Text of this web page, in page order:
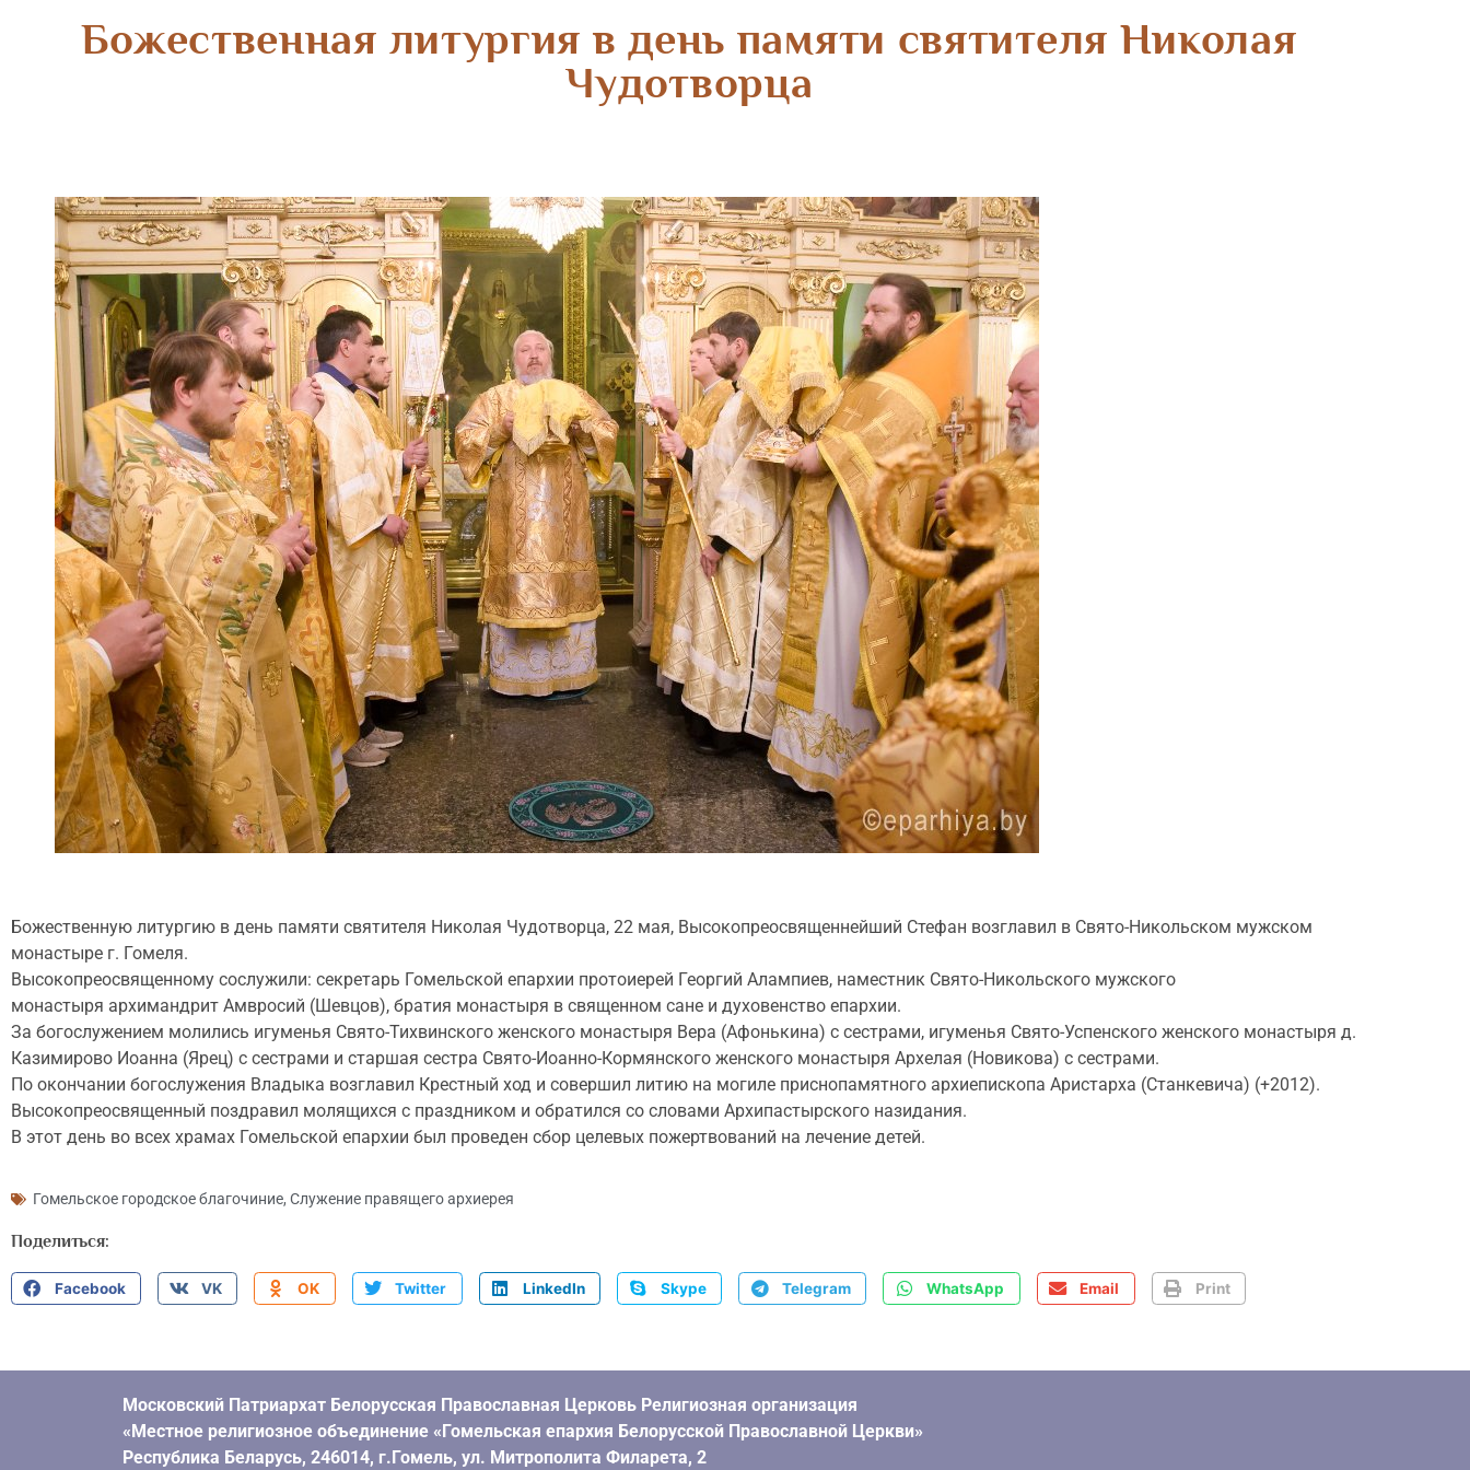
Божественная литургия в день памяти святителя Николая
Чудотворца
Божественную литургию в день памяти святителя Николая Чудотворца, 22 мая, Высокопреосвященнейший Стефан возглавил в Свято-Никольском мужском
монастыре г. Гомеля.
Высокопреосвященному сослужили: секретарь Гомельской епархии протоиерей Георгий Алампиев, наместник Свято-Никольского мужского
монастыря архимандрит Амвросий (Шевцов), братия монастыря в священном сане и духовенство епархии.
За богослужением молились игуменья Свято-Тихвинского женского монастыря Вера (Афонькина) с сестрами, игуменья Свято-Успенского женского монастыря д.
Казимирово Иоанна (Ярец) с сестрами и старшая сестра Свято-Иоанно-Кормянского женского монастыря Архелая (Новикова) с сестрами.
По окончании богослужения Владыка возглавил Крестный ход и совершил литию на могиле приснопамятного архиепископа Аристарха (Станкевича) (+2012).
Высокопреосвященный поздравил молящихся с праздником и обратился со словами Архипастырского назидания.
В этот день во всех храмах Гомельской епархии был проведен сбор целевых пожертвований на лечение детей.
Гомельское городское благочиние, Служение правящего архиерея
Поделиться:
Facebook VK OK Twitter LinkedIn Skype Telegram WhatsApp Email Print
Московский Патриархат Белорусская Православная Церковь Религиозная организация
«Местное религиозное объединение «Гомельская епархия Белорусской Православной Церкви»
Республика Беларусь, 246014, г.Гомель, ул. Митрополита Филарета, 2